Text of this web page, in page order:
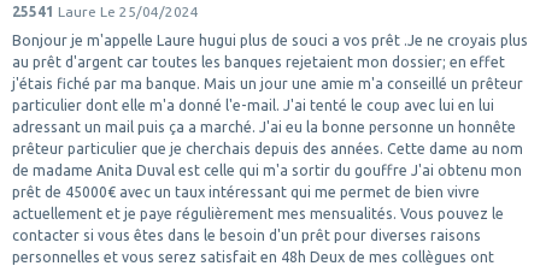
25541 Laure Le 25/04/2024
Bonjour je m'appelle Laure hugui plus de souci a vos prêt .Je ne croyais plus
au prêt d'argent car toutes les banques rejetaient mon dossier; en effet
j'étais fiché par ma banque. Mais un jour une amie m'a conseillé un prêteur
particulier dont elle m'a donné l'e-mail. J'ai tenté le coup avec lui en lui
adressant un mail puis ça a marché. J'ai eu la bonne personne un honnête
prêteur particulier que je cherchais depuis des années. Cette dame au nom
de madame Anita Duval est celle qui m'a sortir du gouffre J'ai obtenu mon
prêt de 45000€ avec un taux intéressant qui me permet de bien vivre
actuellement et je paye régulièrement mes mensualités. Vous pouvez le
contacter si vous êtes dans le besoin d'un prêt pour diverses raisons
personnelles et vous serez satisfait en 48h Deux de mes collègues ont